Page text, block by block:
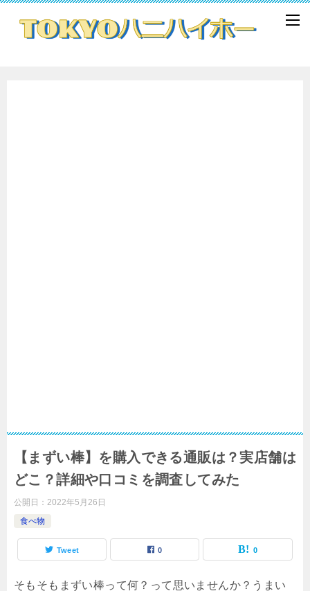
【まずい棒】を購入できる通販は？実店舗は
どこ？詳細や口コミを調査してみた
公開日： 2022年5月26日
食べ物
Tweet 0 0
そもそもまずい棒って何？って思いませんか？うまい